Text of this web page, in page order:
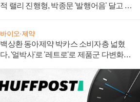
적 랠리 진행형, 박종문 '발행어음' 달고 연
바이오·제약
백상환 동아제약 박카스 소비자층 넓혔
다, '얼박사'로 '레트로'로 제품군 다변화